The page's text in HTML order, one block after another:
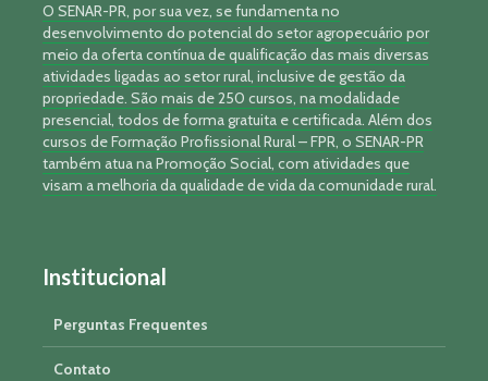
O SENAR-PR, por sua vez, se fundamenta no
desenvolvimento do potencial do setor agropecuário por
meio da oferta contínua de qualificação das mais diversas
atividades ligadas ao setor rural, inclusive de gestão da
propriedade. São mais de 250 cursos, na modalidade
presencial, todos de forma gratuita e certificada. Além dos
cursos de Formação Profissional Rural – FPR, o SENAR-PR
também atua na Promoção Social, com atividades que
visam a melhoria da qualidade de vida da comunidade rural.
Institucional
Perguntas Frequentes
Contato